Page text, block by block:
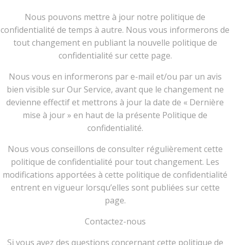
Nous pouvons mettre à jour notre politique de
confidentialité de temps à autre. Nous vous informerons de
tout changement en publiant la nouvelle politique de
confidentialité sur cette page.
Nous vous en informerons par e-mail et/ou par un avis
bien visible sur Our Service, avant que le changement ne
devienne effectif et mettrons à jour la date de « Dernière
mise à jour » en haut de la présente Politique de
confidentialité.
Nous vous conseillons de consulter régulièrement cette
politique de confidentialité pour tout changement. Les
modifications apportées à cette politique de confidentialité
entrent en vigueur lorsqu’elles sont publiées sur cette
page.
Contactez-nous
Si vous avez des questions concernant cette politique de